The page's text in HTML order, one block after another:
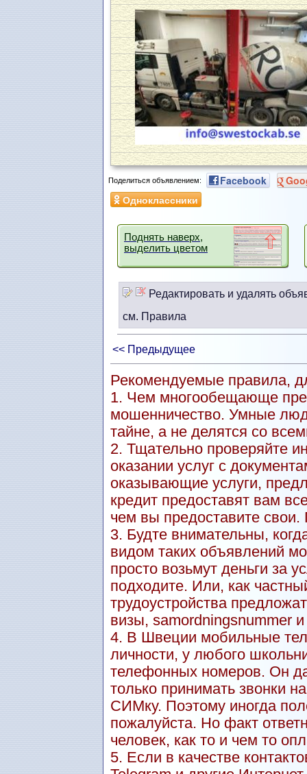
Поделиться объявлением: Facebook
Одноклассники
Поднять наверх,
выделить цветом
Редактировать и удалять
см. Правила
<< Предыдущее
Рекомендуемые правила,
1. Чем многообещающе
мошенничество. Умные
тайне, а не делятся со
2. Тщательно проверяйте
оказании услуг с
оказывающие услуги,
кредит предоставят вам
чем вы предоставите
3. Будте внимательны,
видом таких объявлений
просто возьмут деньги за
подходите. Или, как
трудоустройства
визы, samordningsnummer и
4. В Швеции мобильные
личности, у любого
телефонных номеров. Он
только принимать звонки
СИМку. Поэтому иногда
пожалуйста. Но факт
человек, как то и чем то
5. Если в качестве